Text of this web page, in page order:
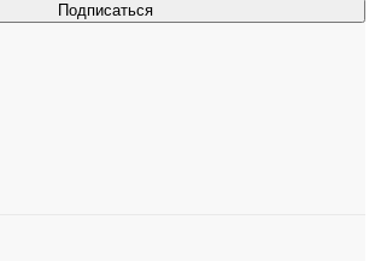
Подписаться